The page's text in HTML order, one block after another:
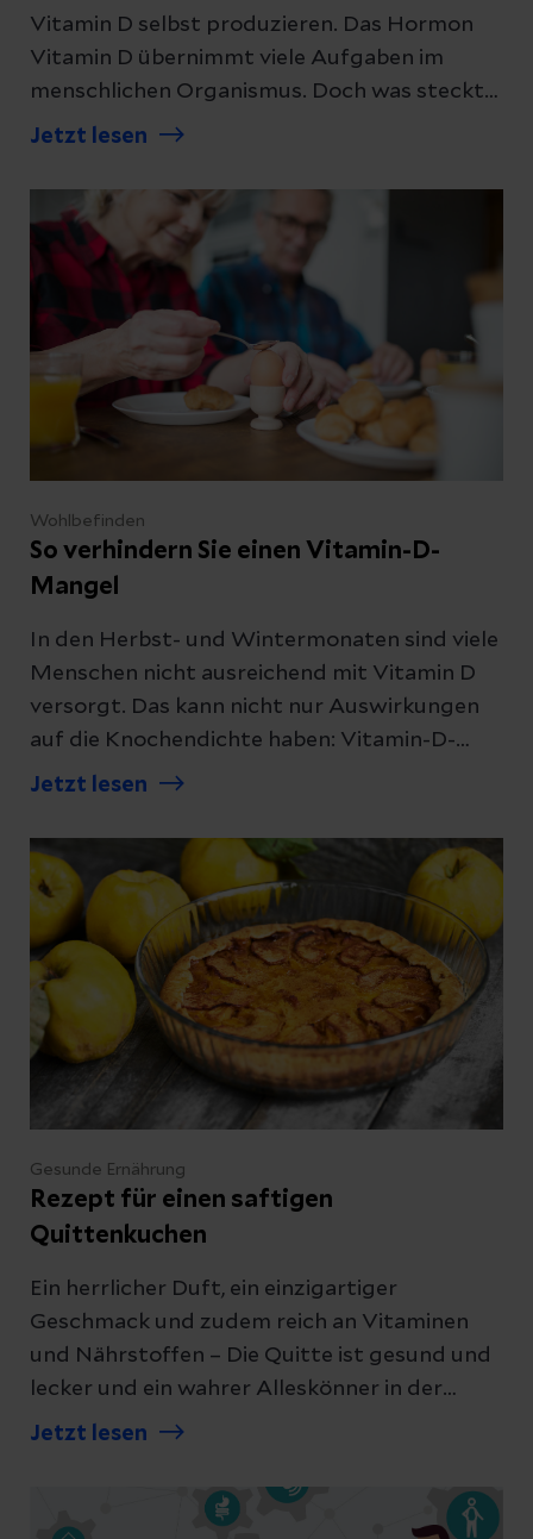
Vitamin D selbst produzieren. Das Hormon
Vitamin D übernimmt viele Aufgaben im
menschlichen Organismus. Doch was steckt
dahinter und wieso ist Vitamin D für uns
erklärt, warum unser Körper Sonnenlicht
braucht.
Jetzt lesen
Wohlbefinden
So verhindern Sie einen Vitamin-D-
Mangel
In den Herbst- und Wintermonaten sind viele
Menschen nicht ausreichend mit Vitamin D
versorgt. Das kann nicht nur Auswirkungen
auf die Knochendichte haben: Vitamin-D-
Mangel wird auch mit Diabetes und
Wann aber ist die Einnahme von Präparaten
sinnvoll?
Jetzt lesen
Gesunde Ernährung
Rezept für einen saftigen
Quittenkuchen
Ein herrlicher Duft, ein einzigartiger
Geschmack und zudem reich an Vitaminen
und Nährstoffen – Die Quitte ist gesund und
lecker und ein wahrer Alleskönner in der
Küche. Es lohnt sich, sie (wieder) zu
Jetzt lesen